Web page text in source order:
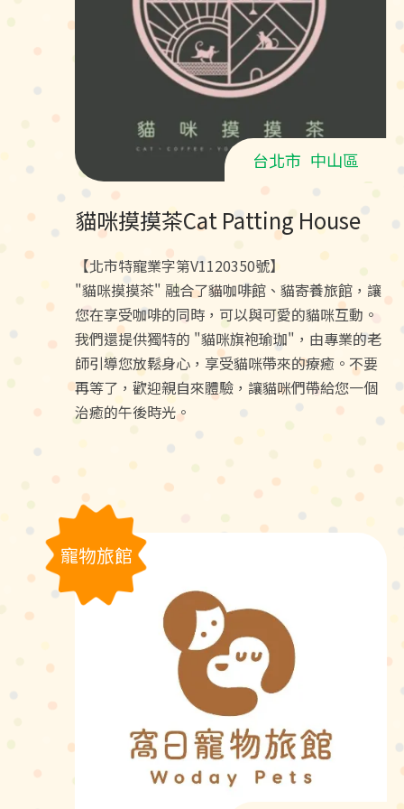
台北市 中山區
貓咪摸摸茶Cat Patting House
【北市特寵業字第V1120350號】
"貓咪摸摸茶" 融合了貓咖啡館、貓寄養旅館，讓
您在享受咖啡的同時，可以與可愛的貓咪互動。
我們還提供獨特的 "貓咪旗袍瑜珈"，由專業的老
師引導您放鬆身心，享受貓咪帶來的療癒。不要
再等了，歡迎親自來體驗，讓貓咪們帶給您一個
治癒的午後時光。
寵物旅館